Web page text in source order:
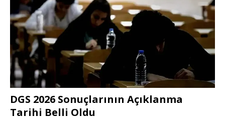
DGS 2026 Sonuçlarının Açıklanma
Tarihi Belli Oldu